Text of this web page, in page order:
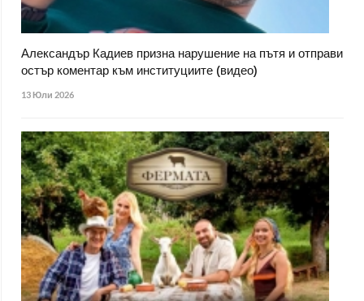
Александър Кадиев призна нарушение на пътя и отправи
остър коментар към институциите (видео)
13 Юли 2026